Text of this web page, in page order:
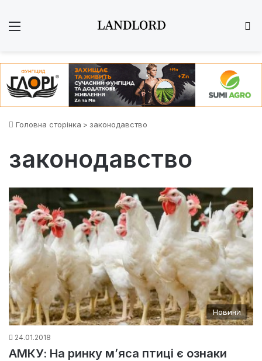
Головна сторінка > законодавство
законодавство
Новини
24.01.2018
АМКУ: На ринку м’яса птиці є ознаки